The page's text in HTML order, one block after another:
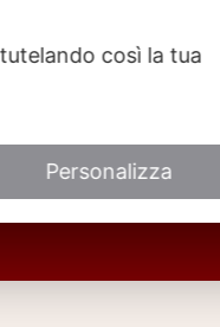
così la tua
Personalizza